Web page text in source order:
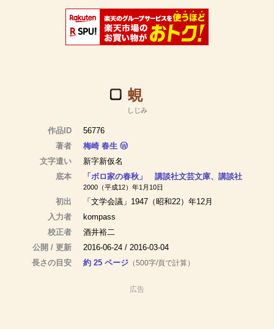
蜆
しじみ
作品ID
56776
著者
梅崎 春生 Ⓦ
文字遣い
新字新仮名
底本
「ボロ家の春秋」 講談社文芸文庫、講談社
2000（平成12）年1月10日
初出
「文学会議」1947（昭和22）年12月
入力者
kompass
校正者
酒井裕二
公開 / 更新
2016-06-24 / 2016-03-04
長さの目安
約 25 ページ （500字/頁で計算）
広告